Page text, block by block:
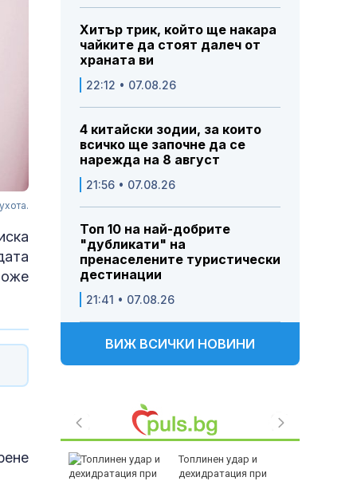
Хитър трик, който ще накара
чайките да стоят далеч от
храната ви
22:12 • 07.08.26
4 китайски зодии, за които
всичко ще започне да се
нарежда на 8 август
21:56 • 07.08.26
Топ 10 на най-добрите
"дубликати" на
пренаселените туристически
дестинации
21:41 • 07.08.26
ВИЖ ВСИЧКИ НОВИНИ
-
Топлинен удар и
дехидратация при